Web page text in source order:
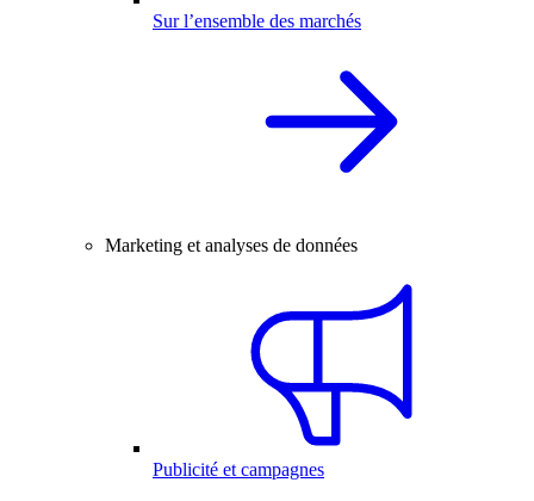
Sur l’ensemble des marchés
Marketing et analyses de données
Publicité et campagnes